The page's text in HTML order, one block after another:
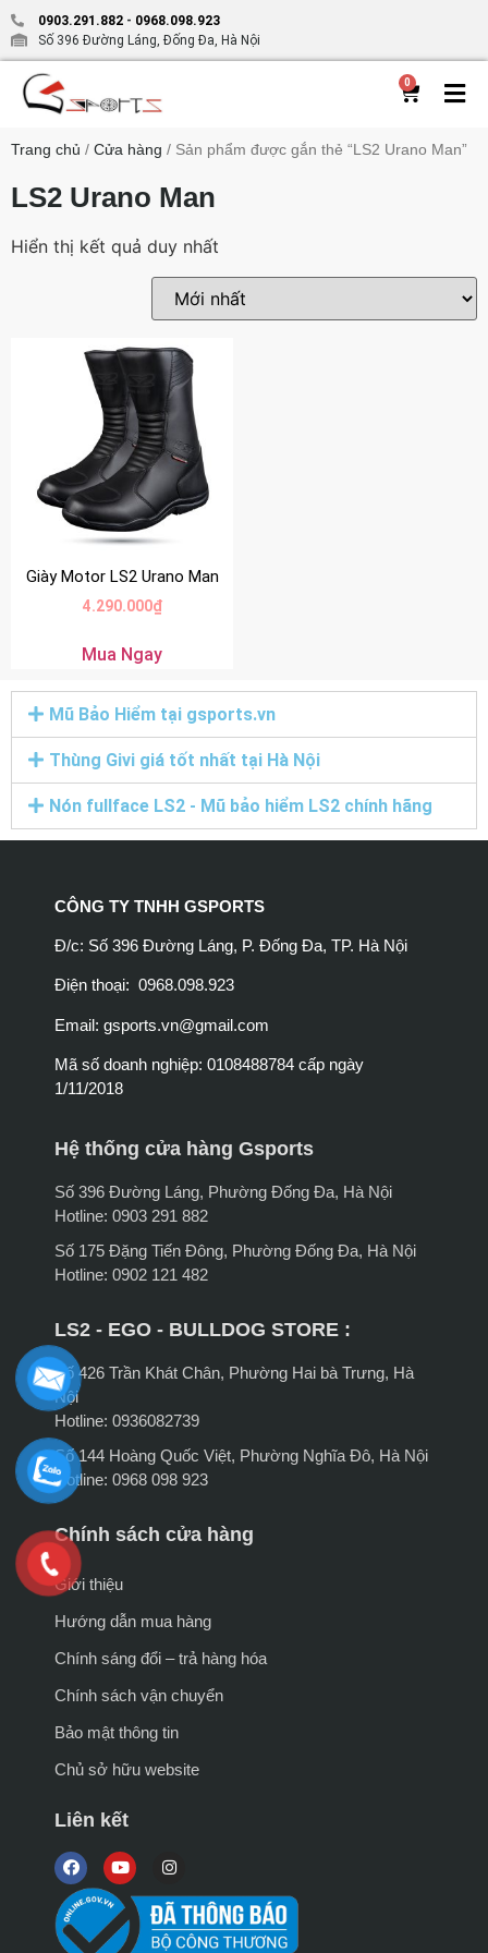
0903.291.882 - 0968.098.923
Số 396 Đường Láng, Đống Đa, Hà Nội
0
Trang chủ / Cửa hàng / Sản phẩm được gắn thẻ “LS2 Urano Man”
LS2 Urano Man
Hiển thị kết quả duy nhất
Giày Motor LS2 Urano Man
4.290.000₫
Mua Ngay
Mũ Bảo Hiểm tại gsports.vn
Thùng Givi giá tốt nhất tại Hà Nội
Nón fullface LS2 - Mũ bảo hiểm LS2 chính hãng
CÔNG TY TNHH GSPORTS
Đ/c: Số 396 Đường Láng, P. Đống Đa, TP. Hà Nội
Điện thoại: 0968.098.923
Email: gsports.vn@gmail.com
Mã số doanh nghiệp: 0108488784 cấp ngày
1/11/2018
Hệ thống cửa hàng Gsports
Số 396 Đường Láng, Phường Đống Đa, Hà Nội
Hotline: 0903 291 882
Số 175 Đặng Tiến Đông, Phường Đống Đa, Hà Nội
Hotline: 0902 121 482
LS2 - EGO - BULLDOG STORE :
Số 426 Trần Khát Chân, Phường Hai bà Trưng, Hà
Nội
Hotline: 0936082739
Số 144 Hoàng Quốc Việt, Phường Nghĩa Đô, Hà Nội
Hotline: 0968 098 923
Chính sách cửa hàng
Giới thiệu
Hướng dẫn mua hàng
Chính sáng đổi – trả hàng hóa
Chính sách vận chuyển
Bảo mật thông tin
Chủ sở hữu website
Liên kết